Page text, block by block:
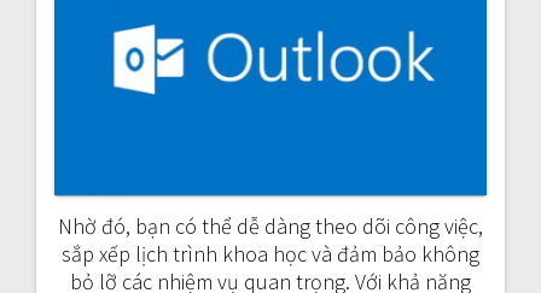
Nhờ đó, bạn có thể dễ dàng theo dõi công việc,
sắp xếp lịch trình khoa học và đảm bảo không
bỏ lỡ các nhiệm vụ quan trọng. Với khả năng